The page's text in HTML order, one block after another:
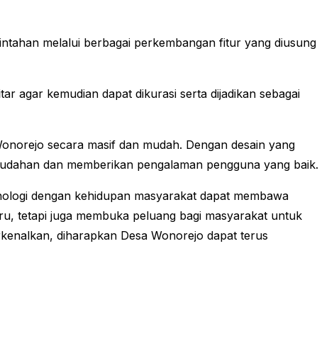
melalui berbagai perkembangan fitur yang diusung
agar kemudian dapat dikurasi serta dijadikan sebagai
secara masif dan mudah. Dengan desain yang
dan memberikan pengalaman pengguna yang baik.
dengan kehidupan masyarakat dapat membawa
tetapi juga membuka peluang bagi masyarakat untuk
diharapkan Desa Wonorejo dapat terus